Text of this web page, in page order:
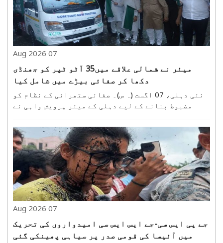
07 Aug 2026
میئر نے شمالی علاقے میں35 آٹو ٹپر کو جھنڈی
دکھا کر صفائی بیڑے میں شامل کیا
نئی دہلی، 07 اگست (ہ س)۔ صفائی ستھرائی کے نظام کو
مضبوط بنانے کے لیے دہلی کے میئر پرویش واہی نے
جمعہ کو شمالی زون کے صفائی کے بیڑے میں 35 الیکٹرک
آٹو ٹپر کو جھنڈی دکھا کر روانہ کیا۔ دہلی کی صفائی
کے تئیں اپنی وابستگی ظاہر کرتے ہوئے میئر پرویش
واہی..
07 Aug 2026
جے پی ایس سی-جے ایس ایس سی امیدواروں کی تحریک
میں آئیسا کی قومی صدر پر سیاہی پھینکی گئی